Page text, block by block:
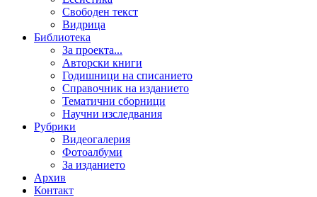
Свободен текст
Видрица
Библиотека
За проекта...
Авторски книги
Годишници на списанието
Справочник на изданието
Тематични сборници
Научни изследвания
Рубрики
Видеогалерия
Фотоалбуми
За изданието
Архив
Контакт